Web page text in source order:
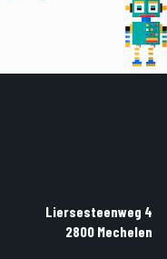
Liersesteenweg 4
2800 Mechelen